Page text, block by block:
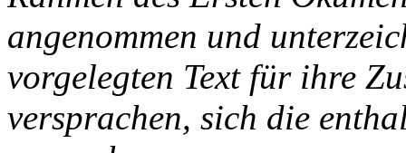
angenommen und
vorgelegten Text für ihre
versprachen, sich die